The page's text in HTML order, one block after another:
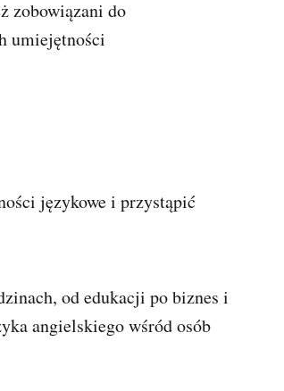
zobowiązani do
umiejętności
językowe i przystąpić
od edukacji po biznes i
angielskiego wśród osób